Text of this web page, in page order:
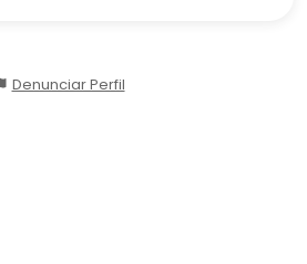
Denunciar Perfil